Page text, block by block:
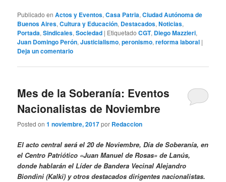
Publicado en Actos y Eventos,Casa Patria,Ciudad Autónoma de
Buenos Aires,Cultura y Educación, Destacados,Noticias,
Portada,Sindicales,Sociedad | Etiquetado CGT, Diego Mazzieri,
Juan Domingo Perón,Justicialismo,peronismo,reforma laboral |
Deja un comentario
Mes de la Soberanía: Eventos
Nacionalistas de Noviembre
Posted on1 noviembre, 2017por Redaccion
El acto central será el 20 de Noviembre, Día de Soberanía, en
el Centro Patriótico «Juan Manuel de Rosas» de Lanús,
donde hablarán el Líder de Bandera Vecinal Alejandro
Biondini (Kalki) y otros destacados dirigentes nacionalistas.